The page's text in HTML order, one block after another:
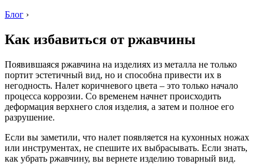
Блог ›
Как избавиться от ржавчины
Появившаяся ржавчина на изделиях из металла не только
портит эстетичный вид, но и способна привести их в
негодность. Налет коричневого цвета – это только начало
процесса коррозии. Со временем начнет происходить
деформация верхнего слоя изделия, а затем и полное его
разрушение.
Если вы заметили, что налет появляется на кухонных ножах
или инструментах, не спешите их выбрасывать. Если знать,
как убрать ржавчину, вы вернете изделию товарный вид.